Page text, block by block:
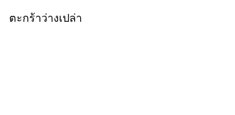
ตะกร้าว่างเปล่า